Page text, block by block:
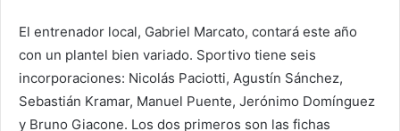
El entrenador local, Gabriel Marcato, contará este año
con un plantel bien variado. Sportivo tiene seis
incorporaciones: Nicolás Paciotti, Agustín Sánchez,
Sebastián Kramar, Manuel Puente, Jerónimo Domínguez
y Bruno Giacone. Los dos primeros son las fichas